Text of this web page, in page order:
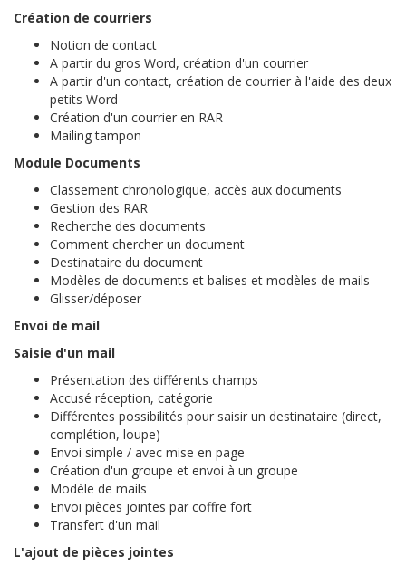
Création de courriers
Notion de contact
A partir du gros Word, création d'un courrier
A partir d'un contact, création de courrier à l'aide des deux
petits Word
Création d'un courrier en RAR
Mailing tampon
Module Documents
Classement chronologique, accès aux documents
Gestion des RAR
Recherche des documents
Comment chercher un document
Destinataire du document
Modèles de documents et balises et modèles de mails
Glisser/déposer
Envoi de mail
Saisie d'un mail
Présentation des différents champs
Accusé réception, catégorie
Différentes possibilités pour saisir un destinataire (direct,
complétion, loupe)
Envoi simple / avec mise en page
Création d'un groupe et envoi à un groupe
Modèle de mails
Envoi pièces jointes par coffre fort
Transfert d'un mail
L'ajout de pièces jointes